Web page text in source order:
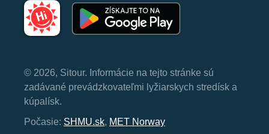
© 2026, Sitour. Informácie na tejto stránke sú
zadávané prevádzkovateľmi lyžiarskych stredísk a
kúpalísk.
Počasie: SHMU.sk, MET Norway